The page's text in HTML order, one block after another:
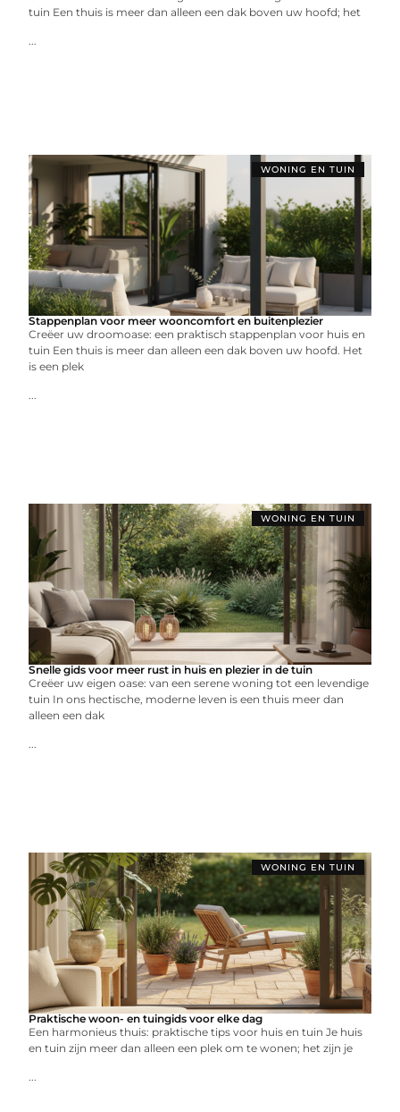
tuin Een thuis is meer dan alleen een dak boven uw hoofd; het
...
WONING EN TUIN
Stappenplan voor meer wooncomfort en buitenplezier
Creëer uw droomoase: een praktisch stappenplan voor huis en
tuin Een thuis is meer dan alleen een dak boven uw hoofd. Het
is een plek
...
WONING EN TUIN
Snelle gids voor meer rust in huis en plezier in de tuin
Creëer uw eigen oase: van een serene woning tot een levendige
tuin In ons hectische, moderne leven is een thuis meer dan
alleen een dak
...
WONING EN TUIN
Praktische woon- en tuingids voor elke dag
Een harmonieus thuis: praktische tips voor huis en tuin Je huis
en tuin zijn meer dan alleen een plek om te wonen; het zijn je
...